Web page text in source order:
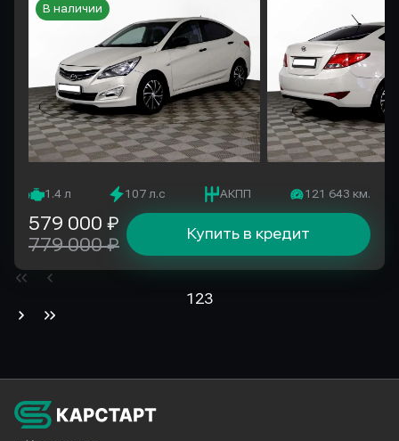
1.4 л 107 л.с АКПП 121 643 км.
В наличии
Купить в кредит
579 000 ₽
779 000 ₽
1 23